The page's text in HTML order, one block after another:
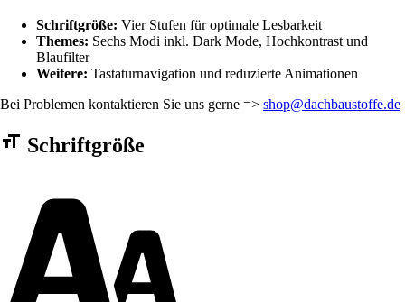
Schriftgröße: Vier Stufen für optimale Lesbarkeit
Themes: Sechs Modi inkl. Dark Mode, Hochkontrast und
Blaufilter
Weitere: Tastaturnavigation und reduzierte Animationen
Bei Problemen kontaktieren Sie uns gerne => shop@dachbaustoffe.de
Barrierefreiheit Einstellungen Formular
Schriftgröße